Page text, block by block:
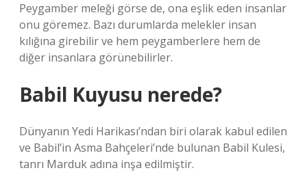
Peygamber meleği görse de, ona eşlik eden insanlar
onu göremez. Bazı durumlarda melekler insan
kılığına girebilir ve hem peygamberlere hem de
diğer insanlara görünebilirler.
Babil Kuyusu nerede?
Dünyanın Yedi Harikası’ndan biri olarak kabul edilen
ve Babil’in Asma Bahçeleri’nde bulunan Babil Kulesi,
tanrı Marduk adına inşa edilmiştir.